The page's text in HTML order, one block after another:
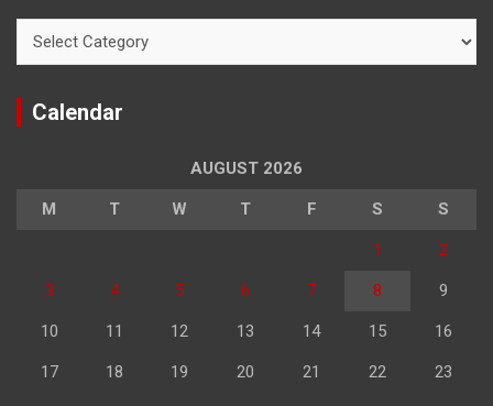
Calendar
AUGUST 2026
M T W T F S S
1 2
3 4 5 6 7 8 9
10 11 12 13 14 15 16
17 18 19 20 21 22 23